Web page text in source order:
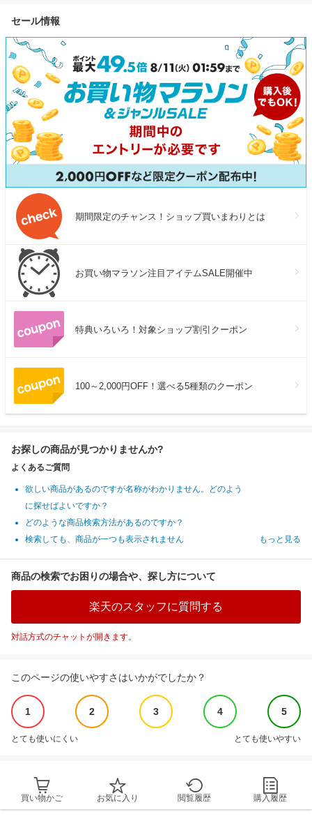
セール情報
期間限定のチャンス！ショップ買いまわりとは
お買い物マラソン注目アイテムSALE開催中
特典いろいろ！対象ショップ割引クーポン
100～2,000円OFF！選べる5種類のクーポン
お探しの商品が見つかりませんか?
よくあるご質問
欲しい商品があるのですが名称がわかりません。どのよう
に探せばよいですか？
どのような商品検索方法があるのですか？
検索しても、商品が一つも表示されません
もっと見る
商品の検索でお困りの場合や、探し方について
楽天のスタッフに質問する
対話方式のチャットが開きます。
このページの使いやすさはいかがでしたか？
1 2 3 4 5
とても使いにくい とても使いやすい
買い物かご お気に入り 閲覧履歴 購入履歴